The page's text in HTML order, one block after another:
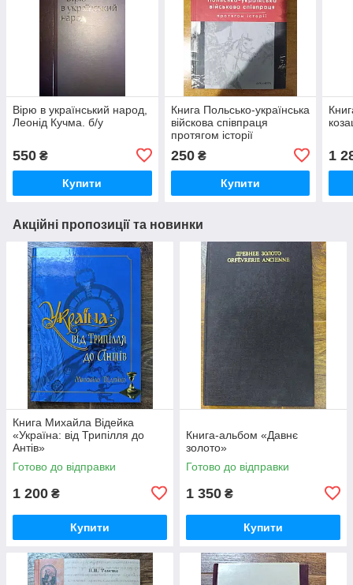
Вірю в український народ,
Леонід Кучма. б/у
550 ₴
Купити
Книга Польсько-українська
війскова співпраця
протягом історії
250₴
Купити
1
Акційні пропозиції та новинки
Книга Михайла Відейка
«Україна: від Трипілля до
Антів»
Готово до відправки
1 200 ₴
Купити
Книга-альбом «Давнє
золото»
Готово до відправки
1 350 ₴
Купити